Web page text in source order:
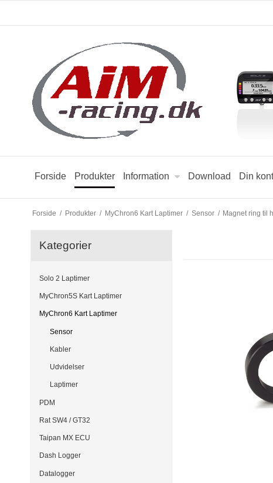
Forside Produkter Information Download Din
Forside / Produkter / MyChron6 Kart Laptimer / Sensor / Magnet ring til
Kategorier
Solo 2 Laptimer
MyChron5S Kart Laptimer
MyChron6 Kart Laptimer
Sensor
Kabler
Udvidelser
Laptimer
PDM
Rat SW4 / GT32
Taipan MX ECU
Dash Logger
Datalogger